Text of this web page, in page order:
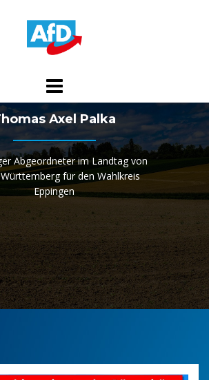
Axel Palka
Abgeordneter im Landtag von
für den Wahlkreis
Eppingen